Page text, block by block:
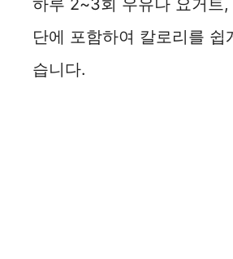
하루 2~3회 우유나 요거트,
단에 포함하여 칼로리를 쉽
습니다.